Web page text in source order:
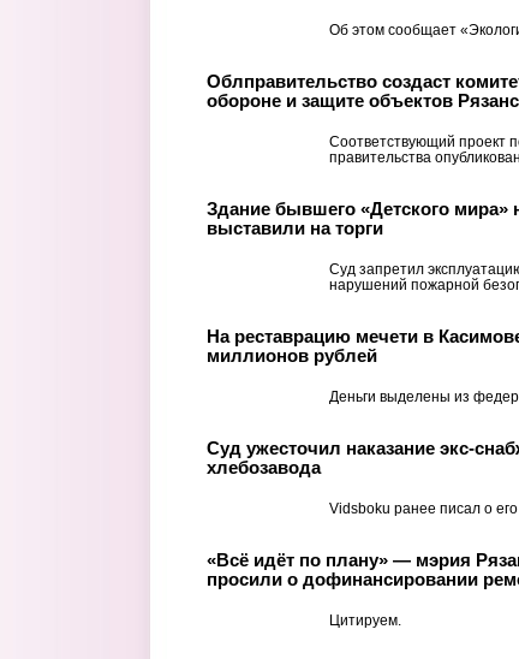
Об этом сообщает
Облправительство создаст
обороне и защите объектов
Соответствующий проект
правительства
Здание бывшего «Детского мира»
выставили на торги
Суд запретил
нарушений пожарной
На реставрацию мечети в
миллионов рублей
Деньги выделены из
Суд ужесточил наказание экс-
хлебозавода
Vidsboku ранее писал о
«Всё идёт по плану» — мэрия
просили о дофинансировании
Цитируем.